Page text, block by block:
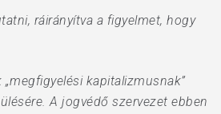
ráirányítva a figyelmet, hogy
kapitalizmusnak”
A jogvédő szervezet ebben